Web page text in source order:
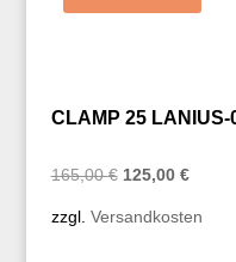
CLAMP 25 LANIUS-
165,00€ Ursprünglicher
war:
125,00 €
ist:
zzgl. Versandkosten